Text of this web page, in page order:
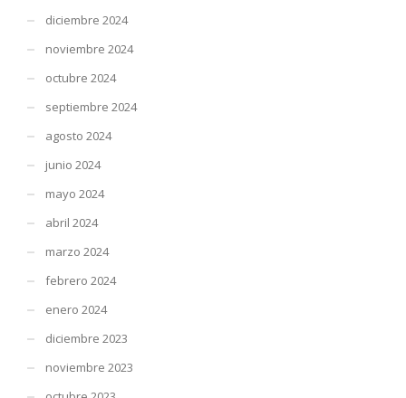
diciembre 2024
noviembre 2024
octubre 2024
septiembre 2024
agosto 2024
junio 2024
mayo 2024
abril 2024
marzo 2024
febrero 2024
enero 2024
diciembre 2023
noviembre 2023